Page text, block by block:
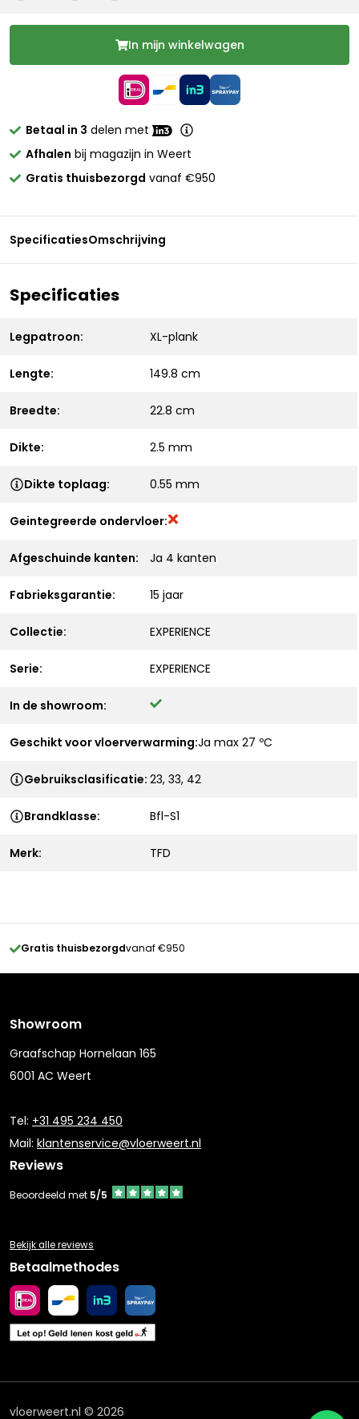
In mijn winkelwagen
Betaal in 3 delen met
Afhalen bij magazijn in Weert
Gratis thuisbezorgd vanaf €950
SpecificatiesOmschrijving
Specificaties
Legpatroon: XL-plank
Lengte: 149.8 cm
Breedte: 22.8 cm
Dikte: 2.5 mm
Dikte toplaag: 0.55 mm
Geintegreerde ondervloer:
Afgeschuinde kanten: Ja 4 kanten
Fabrieksgarantie: 15 jaar
Collectie: EXPERIENCE
Serie: EXPERIENCE
In de showroom:
Geschikt voor vloerverwarming:Ja max 27 ºC
Gebruiksclasificatie: 23, 33, 42
Brandklasse: Bfl-S1
Merk: TFD
Gratis thuisbezorgdvanaf €950
Showroom
Graafschap Hornelaan 165
6001 AC Weert
Tel: +31 495 234 450
Mail: klantenservice@vloerweert.nl
Reviews
Beoordeeld met 5/5
Bekijk alle reviews
Betaalmethodes
vloerweert.nl © 2026